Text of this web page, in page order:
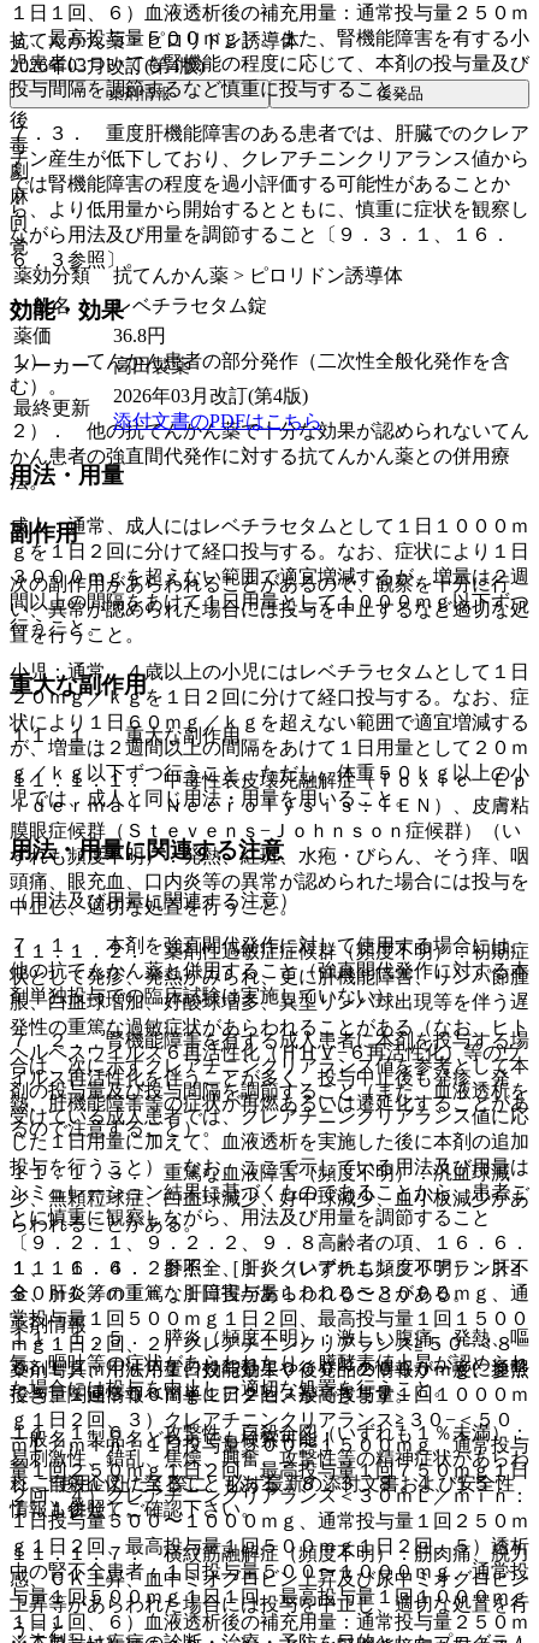
１日１回、６）血液透析後の補充用量：通常投与量２５０ｍ
ｇ、最高投与量５００ｍｇ］。また、腎機能障害を有する小
児患者についても腎機能の程度に応じて、本剤の投与量及び
投与間隔を調節するなど慎重に投与すること。
７．３． 重度肝機能障害のある患者では、肝臓でのクレア
チン産生が低下しており、クレアチニンクリアランス値から
では腎機能障害の程度を過小評価する可能性があることか
ら、より低用量から開始するとともに、慎重に症状を観察し
ながら用法及び用量を調節すること〔９．３．１、１６．
６．３参照〕。
効能・効果
１）． てんかん患者の部分発作（二次性全般化発作を含
む）。
２）． 他の抗てんかん薬で十分な効果が認められないてん
かん患者の強直間代発作に対する抗てんかん薬との併用療
法。
副作用
次の副作用があらわれることがあるので、観察を十分に行
い、異常が認められた場合には投与を中止するなど適切な処
置を行うこと。
重大な副作用
１１．１． 重大な副作用
１１．１．１． 中毒性表皮壊死融解症（Ｔｏｘｉｃ Ｅｐ
ｉｄｅｒｍａｌ Ｎｅｃｒｏｌｙｓｉｓ：ＴＥＮ）、皮膚粘
膜眼症候群（Ｓｔｅｖｅｎｓ−Ｊｏｈｎｓｏｎ症候群）（い
ずれも頻度不明）：発熱、紅斑、水疱・びらん、そう痒、咽
頭痛、眼充血、口内炎等の異常が認められた場合には投与を
中止し、適切な処置を行うこと。
１１．１．２． 薬剤性過敏症症候群（頻度不明）：初期症
状として発疹、発熱がみられ、更に肝機能障害、リンパ節腫
脹、白血球増加、好酸球増多、異型リンパ球出現等を伴う遅
発性の重篤な過敏症状があらわれることがある（なお、ヒト
ヘルペスウイルス６再活性化（ＨＨＶ−６再活性化）等のウ
イルス再活性化を伴うことが多く、投与中止後も発疹、発
熱、肝機能障害等の症状が再燃あるいは遷延化することがあ
るので注意すること）。
１１．１．３． 重篤な血液障害（頻度不明）：汎血球減
少、無顆粒球症、白血球減少、好中球減少、血小板減少があ
らわれることがある。
１１．１．４． 肝不全、肝炎（いずれも頻度不明）：肝不
全、肝炎等の重篤な肝障害があらわれることがある。
１１．１．５． 膵炎（頻度不明）：激しい腹痛、発熱、嘔
気、嘔吐等の症状があらわれたり、膵酵素値上昇が認められ
た場合には投与を中止し、適切な処置を行うこと。
１１．１．６． 攻撃性、自殺企図（いずれも１％未満）：
易刺激性、錯乱、焦燥、興奮、攻撃性等の精神症状があらわ
れ、自殺企図に至ることもある〔８．３、８．４、１５．
１．１参照〕。
１１．１．７． 横紋筋融解症（頻度不明）：筋肉痛、脱力
感、ＣＫ上昇、血中ミオグロビン上昇及び尿中ミオグロビン
上昇等があらわれた場合には投与を中止し、適切な処置を行
うこと。
抗てんかん薬 > ピロリドン誘導体
2026年03月改訂(第4版)
薬剤情報 後発品
後
毒
劇
麻
向
覚
薬効分類
抗てんかん薬 > ピロリドン誘導体
一般名
レベチラセタム錠
薬価
36.8円
メーカー
高田製薬
最終更新
2026年03月改訂(第4版)
添付文書のPDFはこちら
用法・用量
成人：通常、成人にはレベチラセタムとして１日１０００ｍ
ｇを１日２回に分けて経口投与する。なお、症状により１日
３０００ｍｇを超えない範囲で適宜増減するが、増量は２週
間以上の間隔をあけて１日用量として１０００ｍｇ以下ずつ
行うこと。
小児：通常、４歳以上の小児にはレベチラセタムとして１日
２０ｍｇ／ｋｇを１日２回に分けて経口投与する。なお、症
状により１日６０ｍｇ／ｋｇを超えない範囲で適宜増減する
が、増量は２週間以上の間隔をあけて１日用量として２０ｍ
ｇ／ｋｇ以下ずつ行うこと。ただし、体重５０ｋｇ以上の小
児では、成人と同じ用法・用量を用いること。
用法・用量に関連する注意
（用法及び用量に関連する注意）
７．１． 本剤を強直間代発作に対して使用する場合には、
他の抗てんかん薬と併用すること（強直間代発作に対する本
剤単独投与での臨床試験は実施していない）。
７．２． 腎機能障害を有する成人患者に本剤を投与する場
合は、次に示すクレアチニンクリアランス値を参考として本
剤の投与量及び投与間隔を調節すること（また、血液透析を
受けている成人患者では、クレアチニンクリアランス値に応
じた１日用量に加えて、血液透析を実施した後に本剤の追加
投与を行うこと）、なお、ここで示している用法及び用量は
シミュレーション結果に基づくものであることから、患者ご
とに慎重に観察しながら、用法及び用量を調節すること
〔９．２．１、９．２．２、９．８高齢者の項、１６．６．
１、１６．６．２参照〕［１）クレアチニンクリアランス≧
８０ｍＬ／ｍｉｎ：１日投与量１０００〜３０００ｍｇ、通
常投与量１回５００ｍｇ１日２回、最高投与量１回１５００
ｍｇ１日２回、２）クレアチニンクリアランス≧５０−＜８
０ｍＬ／ｍｉｎ：１日投与量１０００〜２０００ｍｇ、通常
投与量１回５００ｍｇ１日２回、最高投与量１回１０００ｍ
ｇ１日２回、３）クレアチニンクリアランス≧３０−＜５０
ｍＬ／ｍｉｎ：１日投与量５００〜１５００ｍｇ、通常投与
量１回２５０ｍｇ１日２回、最高投与量１回７５０ｍｇ１日
２回、４）クレアチニンクリアランス＜３０ｍＬ／ｍｉｎ：
１日投与量５００〜１０００ｍｇ、通常投与量１回２５０ｍ
ｇ１日２回、最高投与量１回５００ｍｇ１日２回、５）透析
中の腎不全患者：１日投与量５００〜１０００ｍｇ、通常投
与量１回５００ｍｇ１日１回、最高投与量１回１０００ｍｇ
１日１回、６）血液透析後の補充用量：通常投与量２５０ｍ
薬剤情報
薬剤写真、用法用量、効能効果や後発品の情報が一度に参照
でき、関連情報へ簡単にアクセスができます。
一般名、製品名どちらでも検索可能！
※ ご使用いただく際に、必ず最新の添付文書および安全性
情報も併せてご確認下さい。